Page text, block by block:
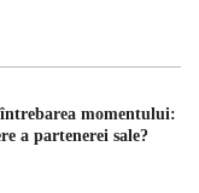
momentului:
a partenerei sale?